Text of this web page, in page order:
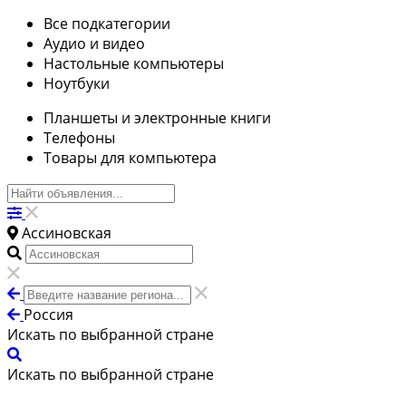
Все подкатегории
Аудио и видео
Настольные компьютеры
Ноутбуки
Планшеты и электронные книги
Телефоны
Товары для компьютера
Ассиновская
Россия
Искать по выбранной стране
Искать по выбранной стране